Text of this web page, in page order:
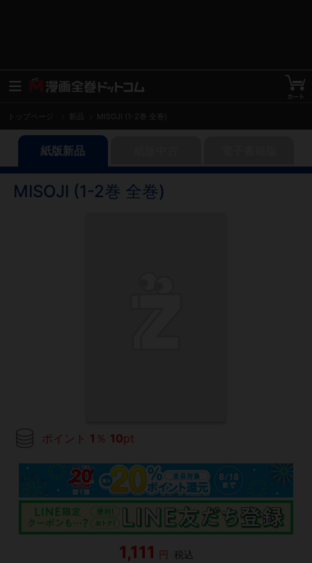
トップページ MISOJI (1-2巻 全巻)
紙版新品
MISOJI (1-2巻 全巻)
ポイント 1 ％ 10pt
1,111 円 税込